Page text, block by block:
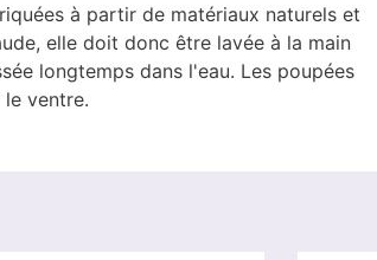
à partir de matériaux naturels et
elle doit donc être lavée à la main
longtemps dans l'eau. Les poupées
ventre.